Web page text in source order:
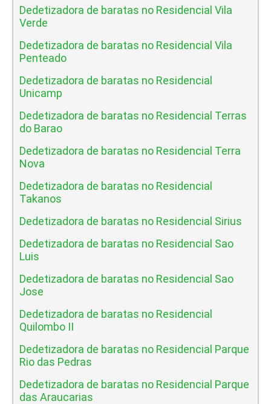
Dedetizadora de baratas no Residencial Vila
Verde
Dedetizadora de baratas no Residencial Vila
Penteado
Dedetizadora de baratas no Residencial
Unicamp
Dedetizadora de baratas no Residencial Terras
do Barao
Dedetizadora de baratas no Residencial Terra
Nova
Dedetizadora de baratas no Residencial
Takanos
Dedetizadora de baratas no Residencial Sirius
Dedetizadora de baratas no Residencial Sao
Luis
Dedetizadora de baratas no Residencial Sao
Jose
Dedetizadora de baratas no Residencial
Quilombo II
Dedetizadora de baratas no Residencial Parque
Rio das Pedras
Dedetizadora de baratas no Residencial Parque
das Araucarias